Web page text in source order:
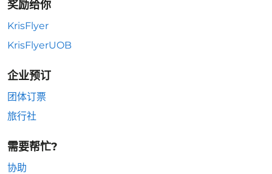
奖励给你
KrisFlyer
KrisFlyerUOB
企业预订
团体订票
旅行社
需要帮忙?
协助